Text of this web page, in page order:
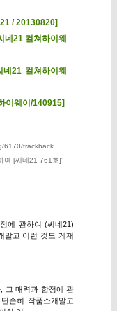
/ 20130820]
네21 컬쳐하이웨
21 컬쳐하이웨
이웨이/140915]
6170/trackback
여 [씨네21 761호]”
에 관하여 (씨네21)
말고 이런 것도 게재
그 매력과 함정에 관
순히 작품소개말고